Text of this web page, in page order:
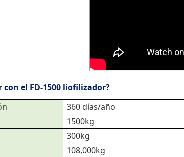
el FD-1500 liofilizador?
360 días/año
1500kg
300kg
108,000kg